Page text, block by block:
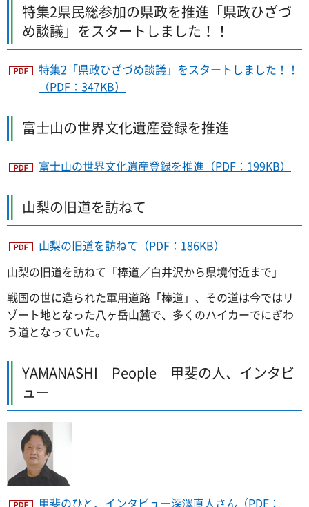
特集2県民総参加の県政を推進「県政ひざづ
め談議」をスタートしました！！
特集2「県政ひざづめ談議」をスタートしました！！
（PDF：347KB）
富士山の世界文化遺産登録を推進
富士山の世界文化遺産登録を推進（PDF：199KB）
山梨の旧道を訪ねて
山梨の旧道を訪ねて（PDF：186KB）
山梨の旧道を訪ねて「棒道／白井沢から県境付近まで」
戦国の世に造られた軍用道路「棒道」、その道は今ではリ
ゾート地となった八ヶ岳山麓で、多くのハイカーでにぎわ
う道となっていた。
YAMANASHI People 甲斐の人、インタビ
ュー
甲斐のひと、インタビュー深澤直人さん（PDF：